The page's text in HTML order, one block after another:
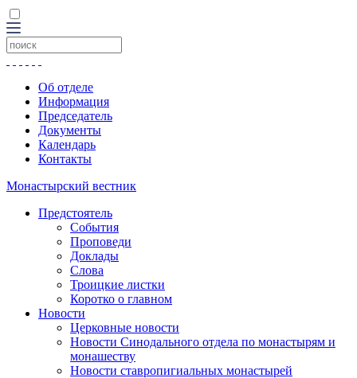
Об отделе
Информация
Председатель
Документы
Календарь
Контакты
Монастырский вестник
Предстоятель
События
Проповеди
Доклады
Слова
Троицкие листки
Коротко о главном
Новости
Церковные новости
Новости Синодального отдела по монастырям и
монашеству
Новости ставропигиальных монастырей